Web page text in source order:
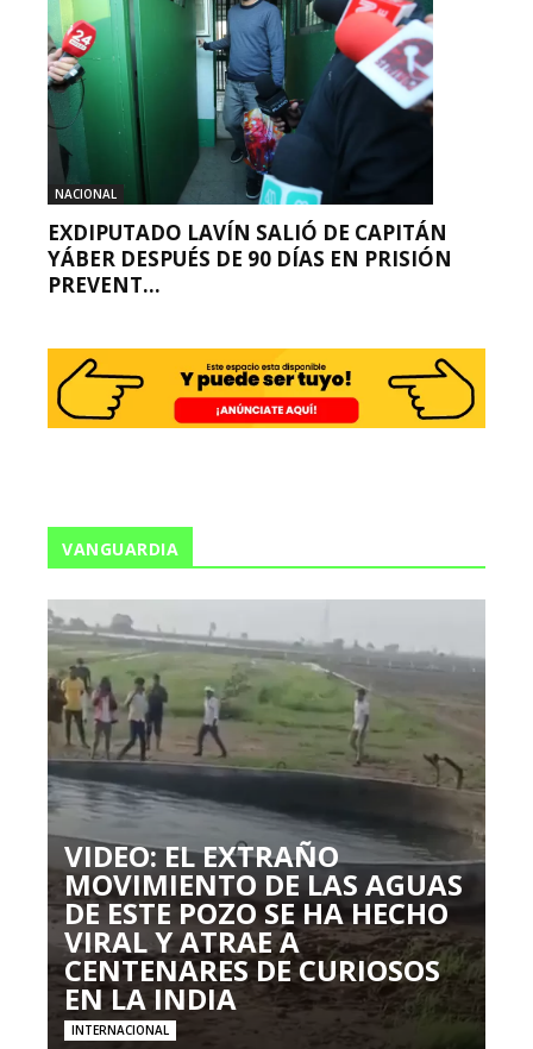
NACIONAL
EXDIPUTADO LAVÍN SALIÓ DE CAPITÁN
YÁBER DESPUÉS DE 90 DÍAS EN PRISIÓN
PREVENT...
VANGUARDIA
VIDEO: EL EXTRAÑO
MOVIMIENTO DE LAS AGUAS
DE ESTE POZO SE HA HECHO
VIRAL Y ATRAE A
CENTENARES DE CURIOSOS
EN LA INDIA
INTERNACIONAL